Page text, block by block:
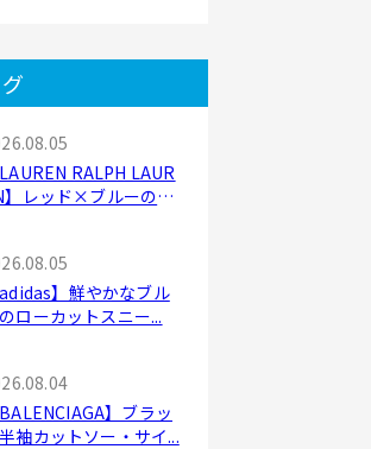
LAUREN RALPH LAUR
】レッド×ブルーのシ
adidas】鮮やかなブル
ローカットスニー...
BALENCIAGA】ブラッ
袖カットソー・サイ...